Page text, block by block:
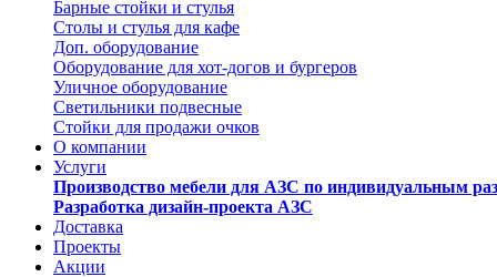
Барные стойки и стулья
Столы и стулья для кафе
Доп. оборудование
Оборудование для хот-догов и бургеров
Уличное оборудование
Светильники подвесные
Стойки для продажи очков
О компании
Услуги
Производство мебели для АЗС по индивидуальным
Разработка дизайн-проекта АЗС
Доставка
Проекты
Акции